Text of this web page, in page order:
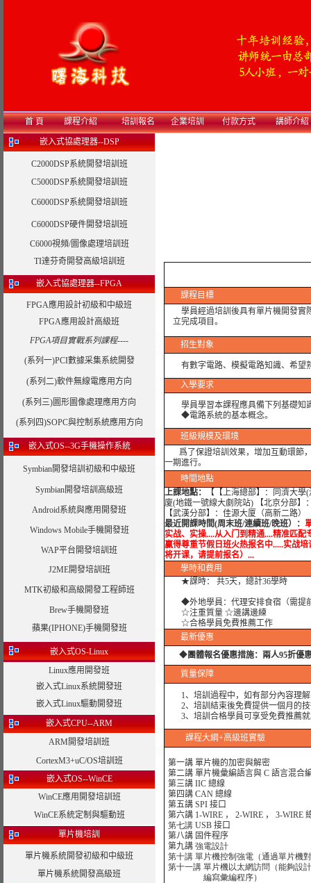
首 頁 課程介紹 培訓報名 企業培訓 付款方式 講師介紹
嵌入式協處理器--DSP
C2000DSP系統開發培訓班
C5000DSP系統開發培訓班
C6000DSP系統開發培訓班
C6000DSP硬件開發培訓班
C6000視頻/圖像處理培訓班
TI達芬奇開發高級培訓班
嵌入式協處理器--FPGA
FPGA應用設計初級和中級班
FPGA應用設計高級班
FPGA項目實戰系列課程----
(系列一)PCI數據采集系統開發
(系列二)軟件無線電應用方向
(系列三)圖形圖像處理應用方向
(系列四)SOPC與控制系統應用方向
嵌入式OS--3G手機操作系統
Symbian開發培訓初級和中級班
Symbian開發培訓高級班
Android系統與應用開發班
Windows Mobile手機開發班
WAP平台開發培訓班
J2ME開發培訓班
MTK初級和高級開發工程師班
Brew手機開發班
蘋果(IPHONE)手機開發班
嵌入式OS-Linux
Linux應用開發班
嵌入式Linux系統開發班
嵌入式Linux驅動開發班
嵌入式CPU--ARM
ARM開發培訓班
CortexM3+uC/OS培訓班
嵌入式OS--WinCE
WinCE應用開發培訓班
WinCE系統定制與驅動班
單片機培訓
單片機系統開發初級和中級班
單片機系統開發高級班
課程目標
學員經過培訓後具有單片機開發實
立完成項目。
招生對象
有數字電路、模擬電路知識、希望
入學要求
學員學習本課程應具備下列基礎知
◆電路系統的基本概念。
班級規模及環境
爲了保證培訓效果，增加互動環節，
一期進行。
時間地點
上課地點：
【【上海總部】：同濟大
廈(地鐵一號線大劇院站) 【北京分部】
【武漢分部】：佳源大厦（高新二路
最近開課時間(周末班/連續班/晚班）：
实战、实操....从入门到精通....精准匹配
赢得尊重节假日班火热报名中.....实战
将开课，请提前报名）...
學時和費用
★課時： 共5天，總計36學時
◆外地學員：代理安排食宿（需提
☆注重質量 ☆邊講邊練
☆合格學員免費推薦工作
最新優惠
◆團體報名優惠措施： 兩人95折優
質量保障
1、培訓過程中，如有部分內容理解
2、培訓結束後免費提供一個月的技
3、培訓合格學員可享受免費推薦就
課程大綱+高級班實驗
第一講 單片機的加密與解密
第二講 單片機彙編語言與 C 語言混合
第三講 IIC 總線
第四講 CAN 總線
第五講 SPI 接口
第六講 1-WIRE ， 2-WIRE ， 3-WIRE
第七講 USB 接口
第八講 固件程序
第九講 強電設計
第十講 單片機控制強電（通過單片機
第十一講 單片機以太網訪問（能夠設
編寫彙編程序）